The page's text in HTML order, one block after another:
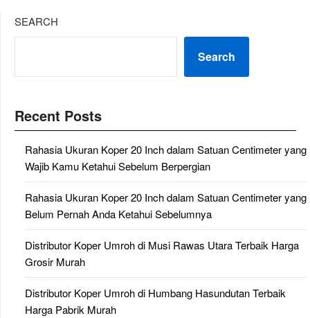
SEARCH
Search
Recent Posts
Rahasia Ukuran Koper 20 Inch dalam Satuan Centimeter yang
Wajib Kamu Ketahui Sebelum Berpergian
Rahasia Ukuran Koper 20 Inch dalam Satuan Centimeter yang
Belum Pernah Anda Ketahui Sebelumnya
Distributor Koper Umroh di Musi Rawas Utara Terbaik Harga
Grosir Murah
Distributor Koper Umroh di Humbang Hasundutan Terbaik
Harga Pabrik Murah